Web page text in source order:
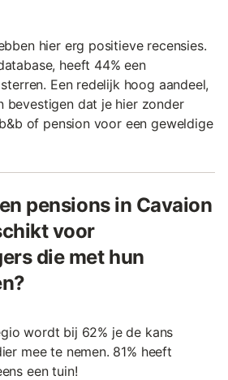
hier erg positieve recensies.
heeft 44% een
Een redelijk hoog aandeel,
bevestigen dat je hier zonder
of pension voor een geweldige
pensions in Cavaion
voor
die met hun
wordt bij 62% je de kans
mee te nemen. 81% heeft
een tuin!